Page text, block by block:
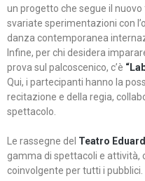
un progetto che segue il
svariate sperimentazioni con
danza contemporanea
Infine, per chi desidera
prova sul palcoscenico, c’è
Qui, i partecipanti hanno la
recitazione e della regia,
spettacolo.
Le rassegne del Teatro
gamma di spettacoli e attività,
coinvolgente per tutti i pubblici.